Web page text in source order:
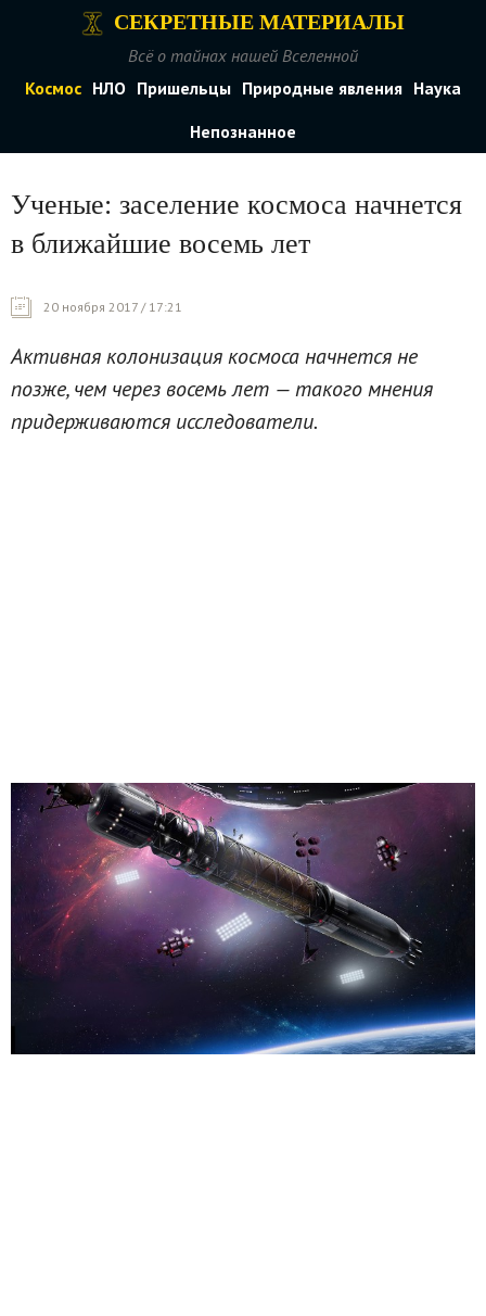
СЕКРЕТНЫЕ МАТЕРИАЛЫ
Всё о тайнах нашей Вселенной
Космос НЛО Пришельцы Природные явления Наука
Непознанное
Ученые: заселение космоса начнется
в ближайшие восемь лет
20 ноября 2017 / 17:21
Активная колонизация космоса начнется не
позже, чем через восемь лет — такого мнения
придерживаются исследователи.